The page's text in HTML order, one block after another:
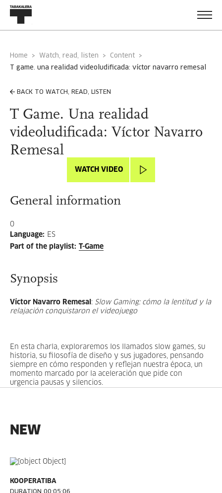
Home Watch, read, listen
Content
t game. una realidad videoludificada: víctor navarro remesal
BACK TO WATCH, READ, LISTEN
T Game. Una realidad
videoludificada: Víctor Navarro
Remesal
WATCH VIDEO
General information
0
Language: ES
Part of the playlist: T-Game
Synopsis
Víctor Navarro Remesal : Slow Gaming: cómo la lentitud y la
relajación conquistaron el videojuego
En esta charla, exploraremos los llamados slow games, su
historia, su filosofía de diseño y sus jugadores, pensando
siempre en cómo responden y reflejan nuestra época, un
momento marcado por la aceleración que pide con
urgencia pausas y silencios.
NEW
KOOPERATIBA